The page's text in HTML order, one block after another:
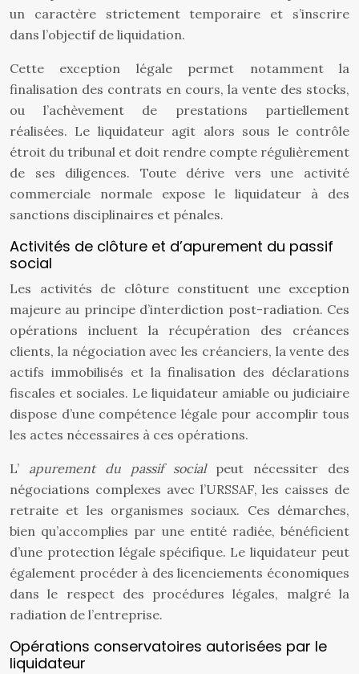
un caractère strictement temporaire et s’inscrire
dans l’objectif de liquidation.
Cette exception légale permet notamment la
finalisation des contrats en cours, la vente des stocks,
ou l’achèvement de prestations partiellement
réalisées. Le liquidateur agit alors sous le contrôle
étroit du tribunal et doit rendre compte régulièrement
de ses diligences. Toute dérive vers une activité
commerciale normale expose le liquidateur à des
sanctions disciplinaires et pénales.
Activités de clôture et d’apurement du passif
social
Les activités de clôture constituent une exception
majeure au principe d’interdiction post-radiation. Ces
opérations incluent la récupération des créances
clients, la négociation avec les créanciers, la vente des
actifs immobilisés et la finalisation des déclarations
fiscales et sociales. Le liquidateur amiable ou judiciaire
dispose d’une compétence légale pour accomplir tous
les actes nécessaires à ces opérations.
L’ apurement du passif social peut nécessiter des
négociations complexes avec l’URSSAF, les caisses de
retraite et les organismes sociaux. Ces démarches,
bien qu’accomplies par une entité radiée, bénéficient
d’une protection légale spécifique. Le liquidateur peut
également procéder à des licenciements économiques
dans le respect des procédures légales, malgré la
radiation de l’entreprise.
Opérations conservatoires autorisées par le
liquidateur